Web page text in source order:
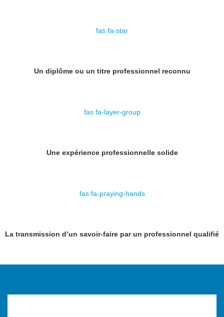
fas fa-star
Un diplôme ou un titre professionnel reconnu
fas fa-layer-group
Une expérience professionnelle solide
fas fa-praying-hands
La transmission d’un savoir-faire par un professionnel qualifié